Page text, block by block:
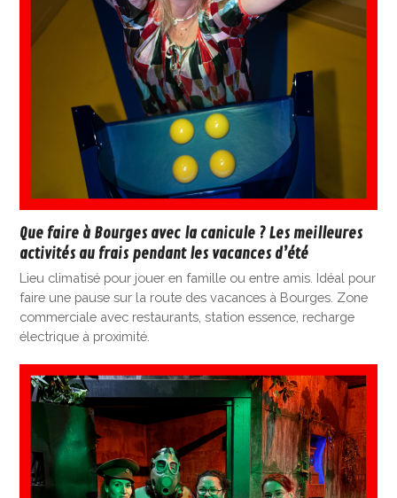
Que faire à Bourges avec la canicule ? Les meilleures
activités au frais pendant les vacances d’été
Lieu climatisé pour jouer en famille ou entre amis. Idéal pour
faire une pause sur la route des vacances à Bourges. Zone
commerciale avec restaurants, station essence, recharge
électrique à proximité.